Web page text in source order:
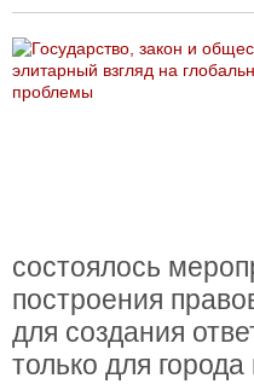
состоялось
построения
для создания
только для